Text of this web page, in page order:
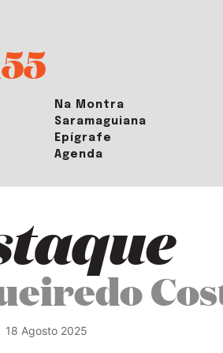
Na Montra
Saramaguiana
Epígrafe
Agenda
18 Agosto 2025